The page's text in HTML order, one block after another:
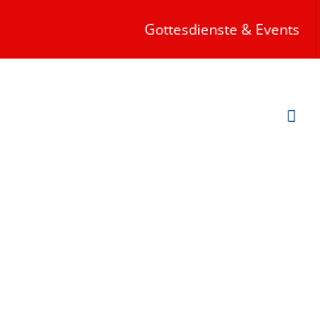
Gottesdienste & Events